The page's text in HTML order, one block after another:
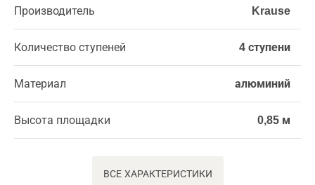
Производитель Krause
Количество ступеней 4 ступени
Материал алюминий
Высота площадки 0,85 м
ВСЕ ХАРАКТЕРИСТИКИ